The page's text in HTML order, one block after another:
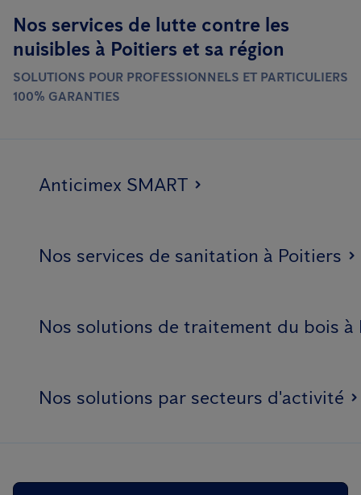
Nos services de lutte contre les
nuisibles à Poitiers et sa région
SOLUTIONS POUR PROFESSIONNELS ET PARTICULIERS
100% GARANTIES
Anticimex SMART
Nos services de sanitation à Poitiers
Nos solutions de traitement du bois à
Nos solutions par secteurs d'activité